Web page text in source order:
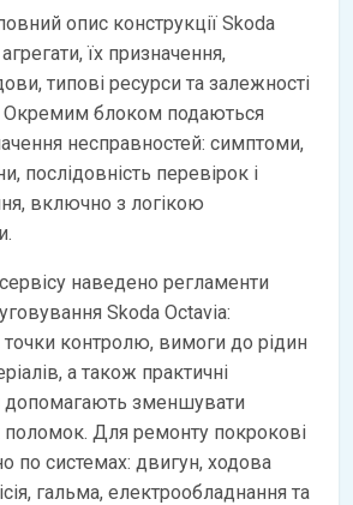
опис конструкції Skoda
їх призначення,
типові ресурси та залежності
Окремим блоком подаються
несправностей: симптоми,
послідовність перевірок і
включно з логікою
наведено регламенти
Skoda Octavia:
точки контролю, вимоги до рідин
а також практичні
допомагають зменшувати
поломок. Для ремонту покрокові
по системах: двигун, ходова
гальма, електрообладнання та